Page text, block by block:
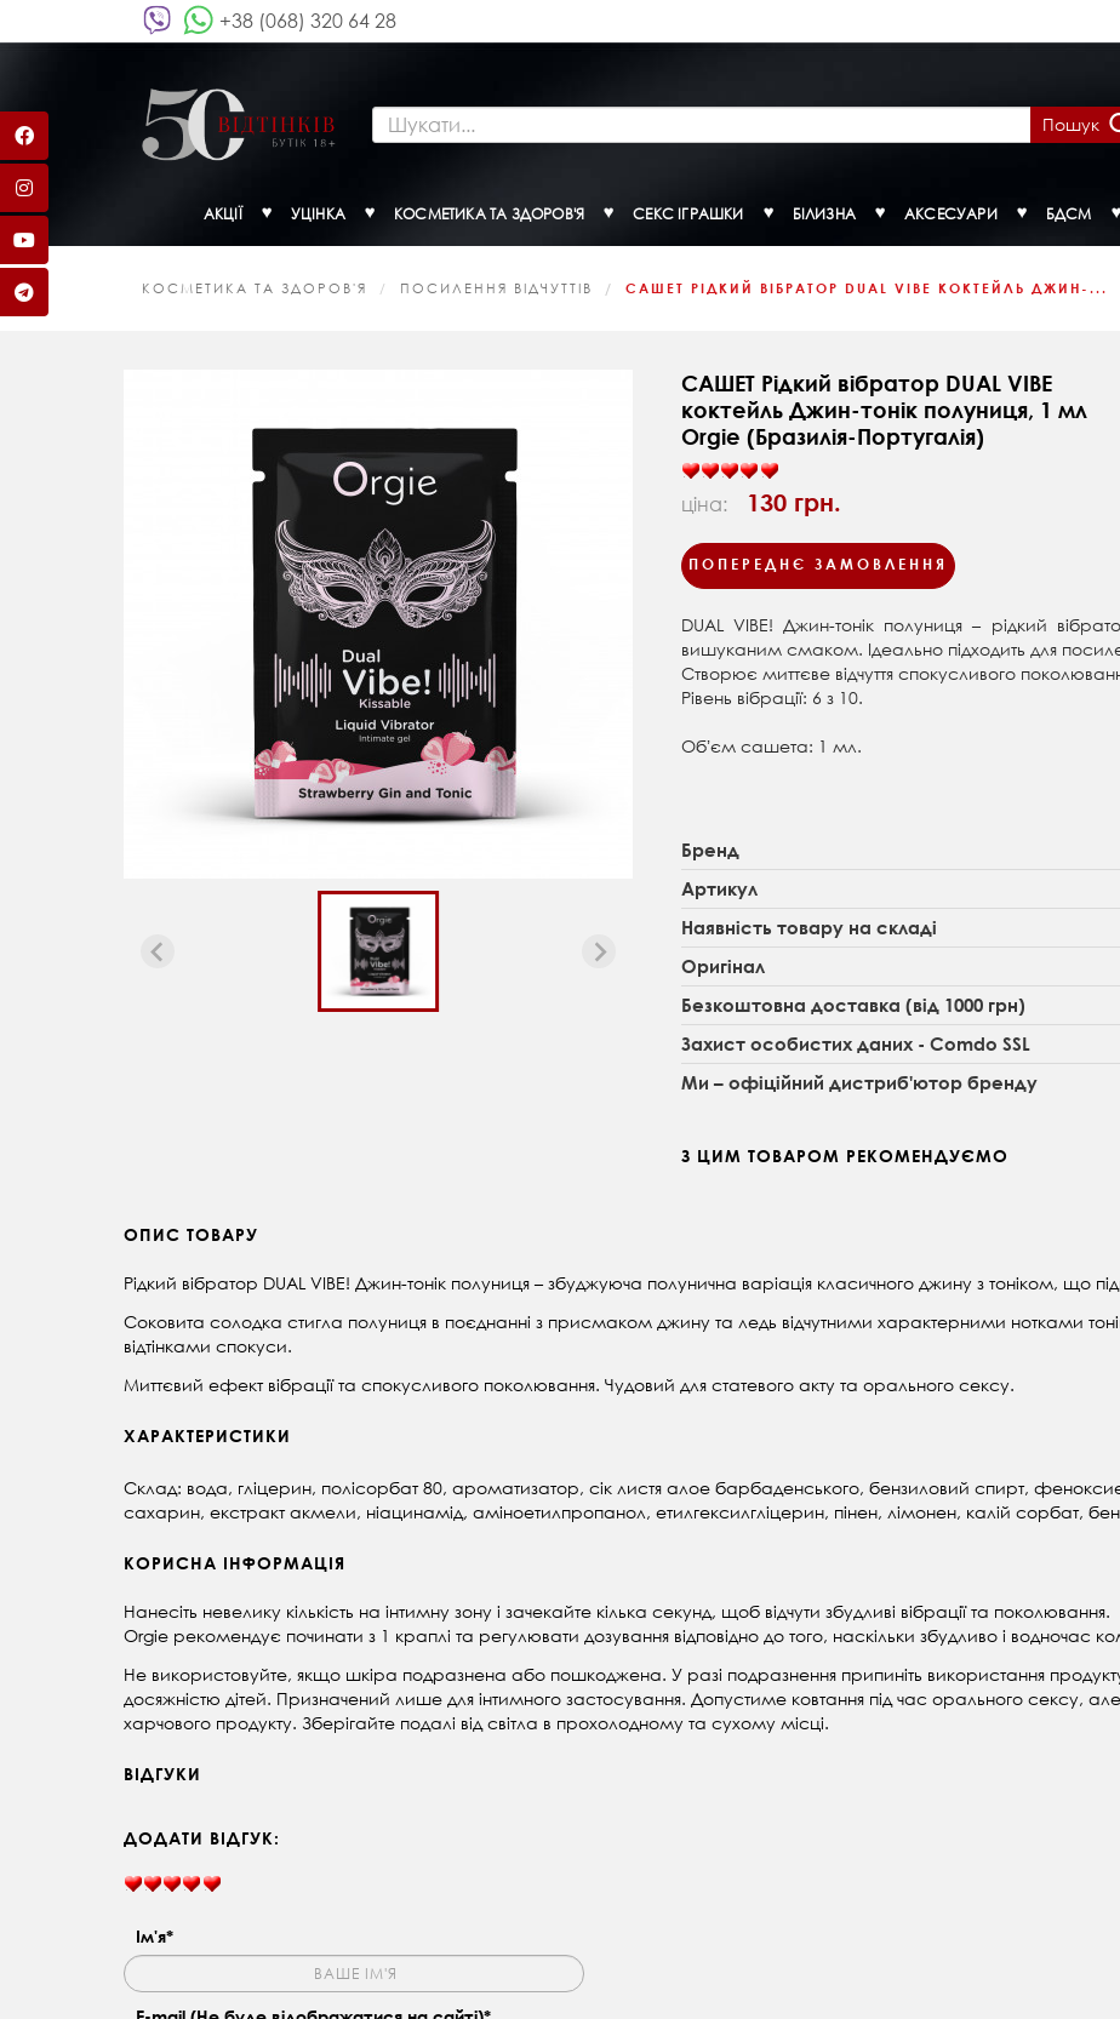
+38 (068) 320 64 28
Пошук
АКЦІЇ УЦІНКА КОСМЕТИКА ТА ЗДОРОВ'Я СЕКС ІГРАШКИ БІЛИЗНА АКСЕСУАРИ БДСМ
КОСМЕТИКА ТА ЗДОРОВ'Я ПОСИЛЕННЯ ВІДЧУТТІВ САШЕТ РІДКИЙ ВІБРАТОР DUAL VIBE КОКТЕЙЛЬ ДЖИН-...
САШЕТ Рідкий вібратор DUAL VIBE
коктейль Джин-тонік полуниця, 1 мл
Orgie (Бразилія-Португалія)
ціна: 130 грн.
ПОПЕРЕДНЄ ЗАМОВЛЕННЯ
DUAL VIBE! Джин-тонік полуниця – рідкий
вишуканим смаком. Ідеально підходить для
Створює миттєве відчуття спокусливого
Рівень вібрації: 6 з 10.
Обʼєм сашета: 1 мл.
Бренд
Артикул
Наявність товару на складі
Оригінал
Безкоштовна доставка (від 1000 грн)
Захист особистих даних - Comdo SSL
Ми – офіційний дистриб'ютор бренду
З ЦИМ ТОВАРОМ РЕКОМЕНДУЄМО
ОПИС ТОВАРУ
Рідкий вібратор DUAL VIBE! Джин-тонік полуниця – збуджуюча полунична варіація класичного джину з тоніком, що
Соковита солодка стигла полуниця в поєднанні з присмаком джину та ледь відчутними характерними нотками
відтінками спокуси.
Миттєвий ефект вібрації та спокусливого поколювання. Чудовий для статевого акту та орального сексу.
ХАРАКТЕРИСТИКИ
Склад: вода, гліцерин, полісорбат 80, ароматизатор, сік листя алое барбаденського, бензиловий спирт,
сахарин, екстракт акмели, ніацинамід, аміноетилпропанол, етилгексилгліцерин, пінен, лімонен, калій сорбат,
КОРИСНА ІНФОРМАЦІЯ
Нанесіть невелику кількість на інтимну зону і зачекайте кілька секунд, щоб відчути збудливі вібрації та поколювання.
Orgie рекомендує починати з 1 краплі та регулювати дозування відповідно до того, наскільки збудливо і водночас
Не використовуйте, якщо шкіра подразнена або пошкоджена. У разі подразнення припиніть використання
досяжністю дітей. Призначений лише для інтимного застосування. Допустиме ковтання під час орального сексу,
харчового продукту. Зберігайте подалі від світла в прохолодному та сухому місці.
ВІДГУКИ
ДОДАТИ ВІДГУК:
Ім'я*